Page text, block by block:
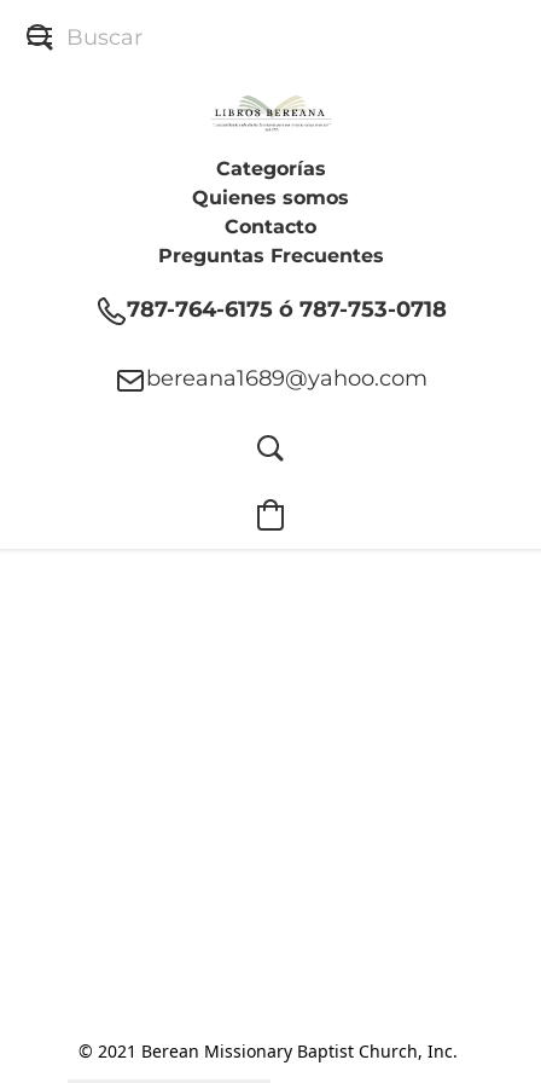
Categorías
Quienes somos
Contacto
Preguntas Frecuentes
787-764-6175 ó 787-753-0718
bereana1689@yahoo.com
© 2021 Berean Missionary Baptist Church, Inc.